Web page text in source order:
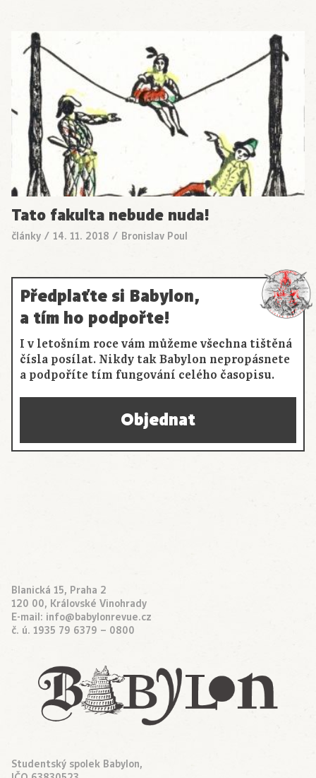
Tato fakulta nebude nuda!
články / 14. 11. 2018 / Bronislav Poul
Předplaťte si Babylon,
a tím ho podpořte!
I v letošním roce vám můžeme všechna tištěná
čísla posílat. Nikdy tak Babylon nepropásnete
a podpoříte tím fungování celého časopisu.
Objednat
Blanická 15, Praha 2
120 00, Královské Vinohrady
E-mail: info@babylonrevue.cz
č. ú. 1935 79 6379 – 0800
Studentský spolek Babylon,